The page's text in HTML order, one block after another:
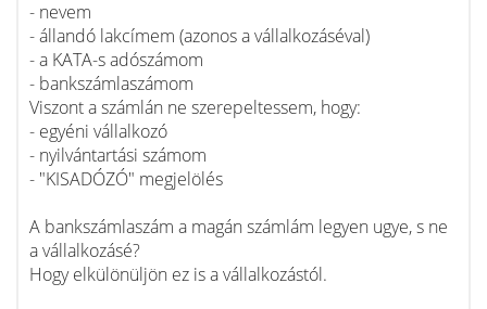
- nevem
- állandó lakcímem (azonos a vállalkozáséval)
- a KATA-s adószámom
- bankszámlaszámom
Viszont a számlán ne szerepeltessem, hogy:
- egyéni vállalkozó
- nyilvántartási számom
- "KISADÓZÓ" megjelölés
A bankszámlaszám a magán számlám legyen ugye, s ne
a vállalkozásé?
Hogy elkülönüljön ez is a vállalkozástól.